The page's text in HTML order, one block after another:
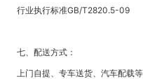
行业执行标准GB/T2820.5-09
七、配送方式：
上门自提、专车送货、汽车配载等